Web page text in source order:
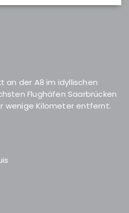
an der A8 im idyllischen
Flughäfen Saarbrücken
wenige Kilometer entfernt.